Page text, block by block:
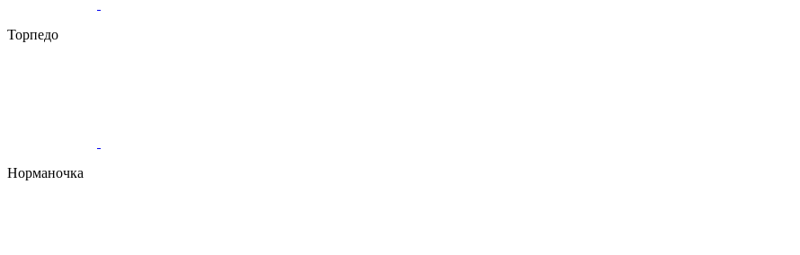
Торпедо
Норманочка